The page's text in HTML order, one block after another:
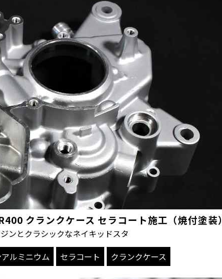
クランクケース セラコート施工（焼付塗装）
ンとクラシックなネイキッドスタ
ルミニウム セラコート クランクケース